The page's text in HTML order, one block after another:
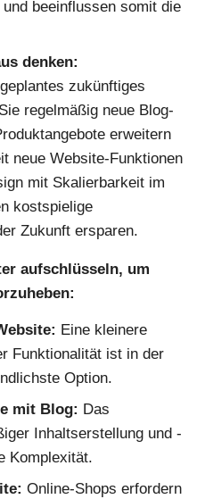
beeinflussen somit die
denken:
zukünftiges
regelmäßig neue Blog-
erweitern
neue Website-Funktionen
mit Skalierbarkeit im
kostspielige
Zukunft ersparen.
aufschlüsseln, um
Eine kleinere
Funktionalität ist in der
Option.
mit Blog: Das
Inhaltserstellung und -
Komplexität.
Online-Shops erfordern